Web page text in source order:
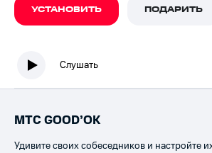
УСТАНОВИТЬ ПОДАРИТЬ
Слушать
МТС GOOD’OK
Удивите своих собеседников и настройте